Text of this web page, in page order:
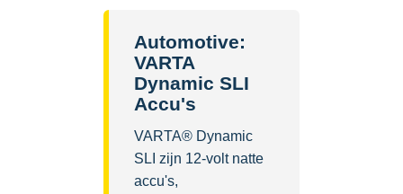
Automotive:
VARTA
Dynamic SLI
Accu's
VARTA® Dynamic
SLI zijn 12-volt natte
accu's,